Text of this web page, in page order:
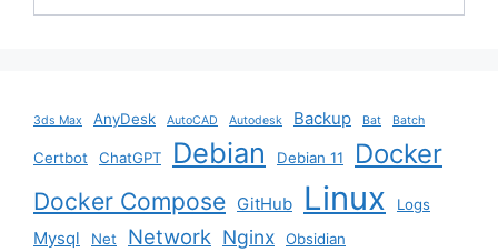
3ds Max AnyDesk AutoCAD Autodesk Backup Bat Batch
Certbot ChatGPT Debian Debian 11 Docker
Docker Compose GitHub Linux Logs
Mysql Net Network Nginx Obsidian